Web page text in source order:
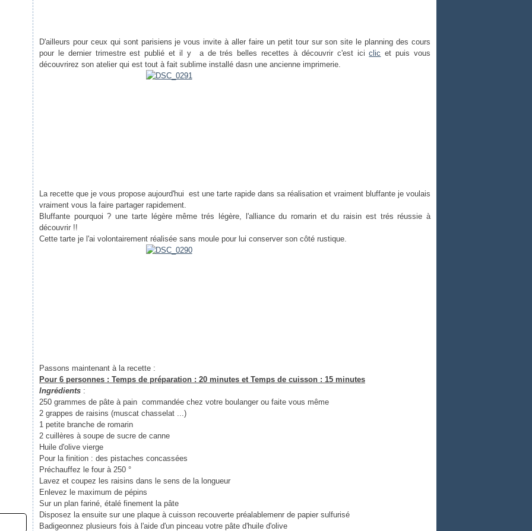
D'ailleurs pour ceux qui sont parisiens je vous invite à aller faire un petit tour sur son site le planning des cours
pour le dernier trimestre est publié et il y a de trés belles recettes à découvrir c'est iciclic et puis vous
découvrirez son atelier qui est tout à fait sublime installé dasn une ancienne imprimerie.
La recette que je vous propose aujourd'hui est une tarte rapide dans sa réalisation et vraiment bluffante je voulais
vraiment vous la faire partager rapidement.
Bluffante pourquoi ? une tarte légère même trés légère, l'alliance du romarin et du raisin est trés réussie à
découvrir !!
Cette tarte je l'ai volontairement réalisée sans moule pour lui conserver son côté rustique.
Passons maintenant à la recette :
Pour 6 personnes : Temps de préparation : 20 minutes et Temps de cuisson : 15 minutes
Ingrédients :
250 grammes de pâte à pain commandée chez votre boulanger ou faite vous même
2 grappes de raisins (muscat chasselat ...)
1 petite branche de romarin
2 cuillères à soupe de sucre de canne
Huile d'olive vierge
Pour la finition : des pistaches concassées
Préchauffez le four à 250 °
Lavez et coupez les raisins dans le sens de la longueur
Enlevez le maximum de pépins
Sur un plan fariné, étalé finement la pâte
Disposez la ensuite sur une plaque à cuisson recouverte préalablemenr de papier sulfurisé
Badigeonnez plusieurs fois à l'aide d'un pinceau votre pâte d'huile d'olive